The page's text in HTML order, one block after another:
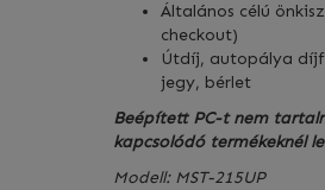
Általános célú
checkout)
Útdíj, autopálya
jegy, bérlet
Beépített PC-t nem
kapcsolódó termékeknél
Modell: MST-215UP